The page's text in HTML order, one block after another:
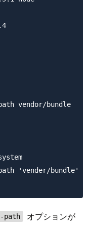
vendor/bundle
'vender/bundle'
path
オプションが